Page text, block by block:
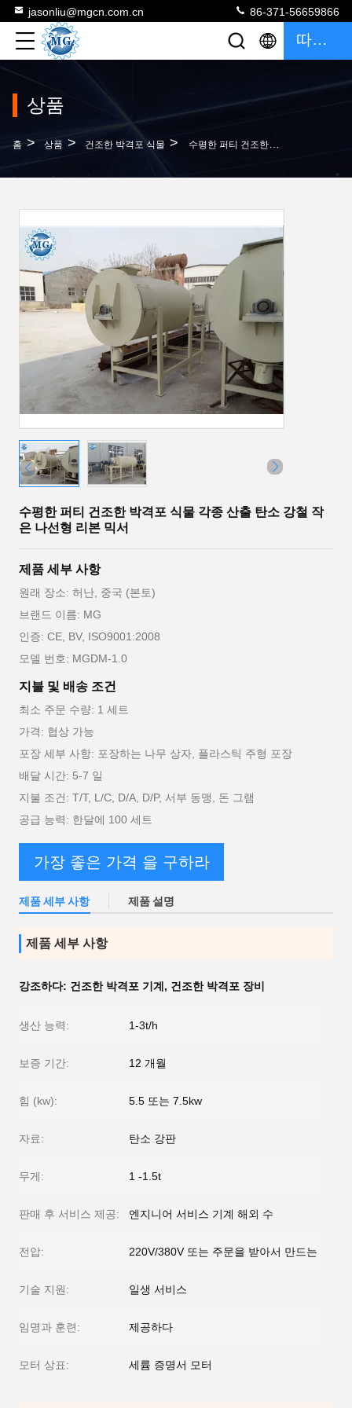
jasonliu@mgcn.com.cn 86-371-56659866
따옴표
상품
홈 > 상품 > 건조한 박격포 식물 > 수평한 퍼티 건조한 박격포 식물 각종 산출 탄소 강철 작은 나선형 리본 믹서
수평한 퍼티 건조한 박격포 식물 각종 산출 탄소 강철 작
은 나선형 리본 믹서
제품 세부 사항
원래 장소: 허난, 중국 (본토)
브랜드 이름: MG
인증: CE, BV, ISO9001:2008
모델 번호: MGDM-1.0
지불 및 배송 조건
최소 주문 수량: 1 세트
가격: 협상 가능
포장 세부 사항: 포장하는 나무 상자, 플라스틱 주형 포장
배달 시간: 5-7 일
지불 조건: T/T, L/C, D/A, D/P, 서부 동맹, 돈 그램
공급 능력: 한달에 100 세트
가장 좋은 가격 을 구하라
제품 세부 사항 제품 설명
제품 세부 사항
강조하다: 건조한 박격포 기계 , 건조한 박격포 장비
생산 능력: 1-3t/h
보증 기간: 12 개월
힘 (kw): 5.5 또는 7.5kw
자료: 탄소 강판
무게: 1 -1.5t
판매 후 서비스 제공: 엔지니어 서비스 기계 해외 수
전압: 220V/380V 또는 주문을 받아서 만드는
기술 지원: 일생 서비스
임명과 훈련: 제공하다
모터 상표: 세륨 증명서 모터